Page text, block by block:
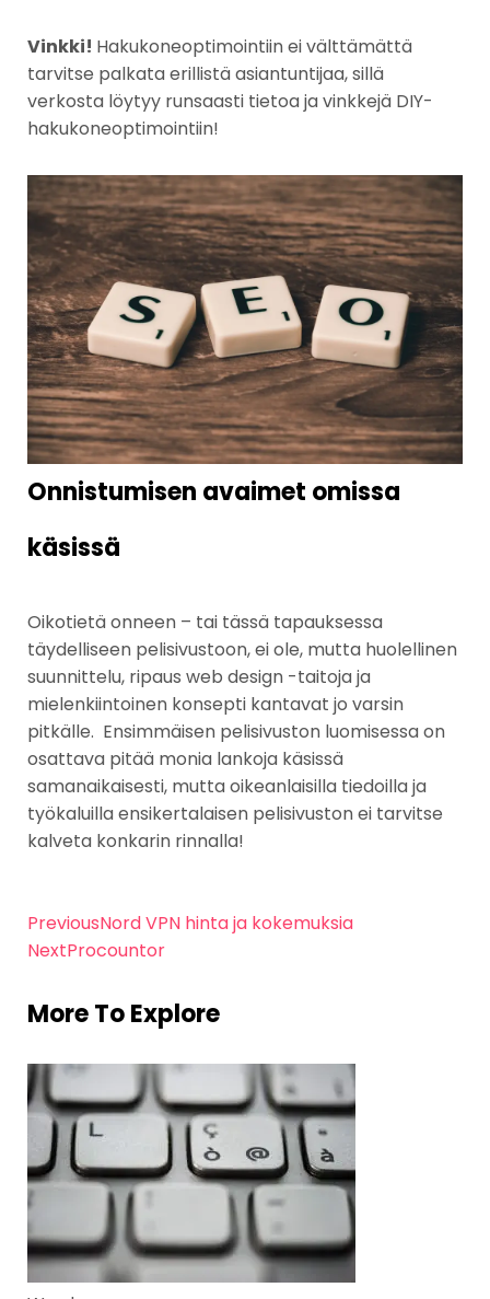
Vinkki! Hakukoneoptimointiin ei välttämättä
tarvitse palkata erillistä asiantuntijaa, sillä
verkosta löytyy runsaasti tietoa ja vinkkejä DIY-
hakukoneoptimointiin!
Onnistumisen avaimet omissa
käsissä
Oikotietä onneen – tai tässä tapauksessa
täydelliseen pelisivustoon, ei ole, mutta huolellinen
suunnittelu, ripaus web design -taitoja ja
mielenkiintoinen konsepti kantavat jo varsin
pitkälle. Ensimmäisen pelisivuston luomisessa on
osattava pitää monia lankoja käsissä
samanaikaisesti, mutta oikeanlaisilla tiedoilla ja
työkaluilla ensikertalaisen pelisivuston ei tarvitse
kalveta konkarin rinnalla!
PreviousNord VPN hinta ja kokemuksia
NextProcountor
More To Explore